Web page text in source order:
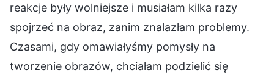
reakcje były wolniejsze i musiałam kilka razy
spojrzeć na obraz, zanim znalazłam problemy.
Czasami, gdy omawiałyśmy pomysły na
tworzenie obrazów, chciałam podzielić się